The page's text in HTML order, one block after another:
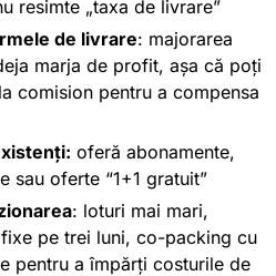
resimte „taxa de livrare”
de livrare: majorarea
marja de profit, așa că poți
comision pentru a compensa
oferă abonamente,
sau oferte “1+1 gratuit”
: loturi mai mari,
pe trei luni, co-packing cu
pentru a împărți costurile de